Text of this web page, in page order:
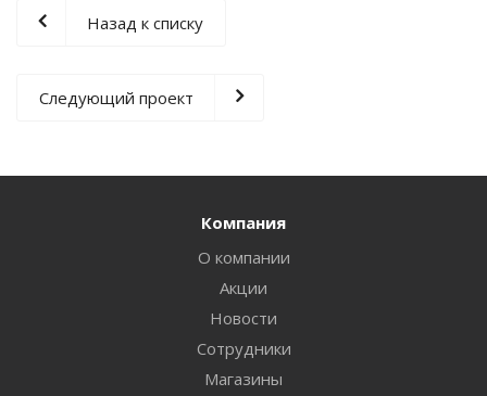
Назад к списку
Следующий проект
Компания
О компании
Акции
Новости
Сотрудники
Магазины